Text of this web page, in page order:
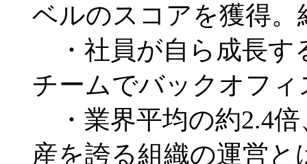
ベルのスコアを獲得。
・社員が自ら成長す
チームでバックオフ
・業界平均の約2.4倍
産を誇る組織の運営と